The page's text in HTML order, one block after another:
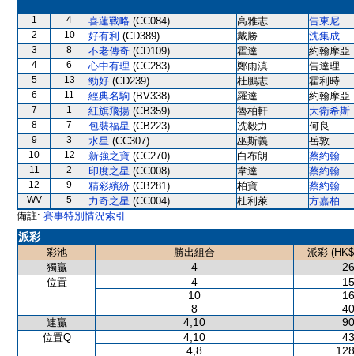
1 4 喜蓮戰略 (CC084) 高雅志 告東尼
2 10 好有利 (CD389) 戴勝 沈集成
3 8 不老傳奇 (CD109) 霍達 約翰摩亞
4 6 心中有理 (CC283) 鄭雨滇 告達理
5 13 勁好 (CD239) 杜鵬志 霍利時
6 11 經典名駒 (BV338) 羅達 約翰摩亞
7 1 紅旗飛揚 (CB359) 魯柏軒 大衛希斯
8 7 包裝福星 (CB223) 冼毅力 何良
9 3 水星 (CC307) 巫斯義 岳敦
10 12 新強之寶 (CC270) 白布朗 蔡約翰
11 2 印度之星 (CC008) 韋達 蔡約翰
12 9 精彩繽紛 (CB281) 柏寶 蔡約翰
WV 5 力奇之星 (CC004) 杜利萊
方嘉柏
備註: 賽事特別情況索引
派彩
彩池 勝出組合
派彩
獨贏
4
位置 4
10
8
連贏 4,10
位置Q 4,10
4,8